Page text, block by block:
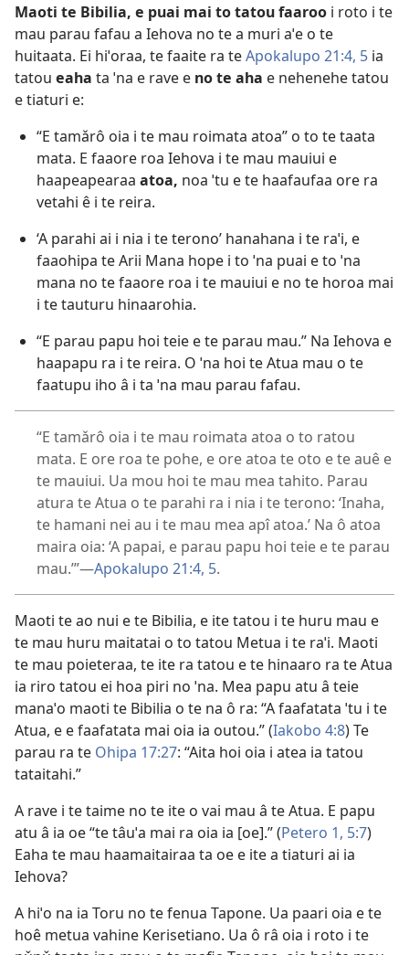
Maoti te Bibilia, e puai mai to tatou faaroo i roto i te
mau parau fafau a Iehova no te a muri aˈe o te
huitaata. Ei hiˈoraa, te faaite ra teApokalupo 21:4, 5 ia
tatou eaha ta ˈna e rave e no te aha e nehenehe tatou
e tiaturi e:
“E tamǎrô oia i te mau roimata atoa” o to te taata
mata. E faaore roa Iehova i te mau mauiui e
haapeapearaa atoa, noa ˈtu e te haafaufaa ore ra
vetahi ê i te reira.
‘A parahi ai i nia i te terono’ hanahana i te raˈi, e
faaohipa te Arii Mana hope i to ˈna puai e to ˈna
mana no te faaore roa i te mauiui e no te horoa mai
i te tauturu hinaarohia.
“E parau papu hoi teie e te parau mau.” Na Iehova e
haapapu ra i te reira. O ˈna hoi te Atua mau o te
faatupu iho â i ta ˈna mau parau fafau.
“E tamǎrô oia i te mau roimata atoa o to ratou
mata. E ore roa te pohe, e ore atoa te oto e te auê e
te mauiui. Ua mou hoi te mau mea tahito. Parau
atura te Atua o te parahi ra i nia i te terono: ‘Inaha,
te hamani nei au i te mau mea apî atoa.’ Na ô atoa
maira oia: ‘A papai, e parau papu hoi teie e te parau
mau.’”—Apokalupo 21:4, 5.
Maoti te ao nui e te Bibilia, e ite tatou i te huru mau e
te mau huru maitatai o to tatou Metua i te raˈi. Maoti
te mau poieteraa, te ite ra tatou e te hinaaro ra te Atua
ia riro tatou ei hoa piri no ˈna. Mea papu atu â teie
manaˈo maoti te Bibilia o te na ô ra: “A faafatata ˈtu i te
Atua, e e faafatata mai oia ia outou.” (Iakobo 4:8) Te
parau ra te Ohipa 17:27: “Aita hoi oia i atea ia tatou
tataitahi.”
A rave i te taime no te ite o vai mau â te Atua. E papu
atu â ia oe “te tâuˈa mai ra oia ia [oe].” (Petero 1, 5:7)
Eaha te mau haamaitairaa ta oe e ite a tiaturi ai ia
Iehova?
A hiˈo na ia Toru no te fenua Tapone. Ua paari oia e te
hoê metua vahine Kerisetiano. Ua ô râ oia i roto i te